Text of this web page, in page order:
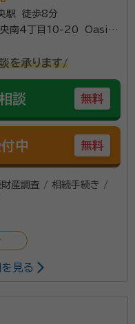
駅 徒歩8分
央南4丁目10-20 Oasis
を承ります/
談 無料
中 無料
産調査 / 相続手続き /
見る